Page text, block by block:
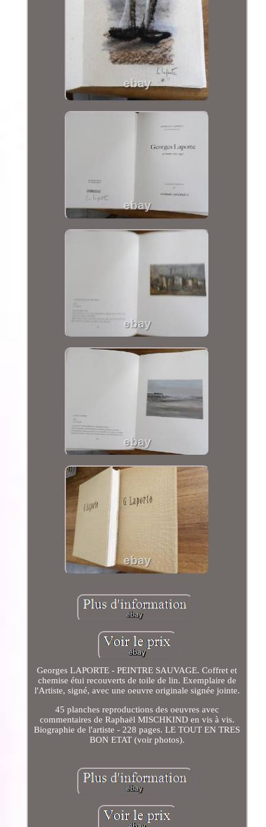
Georges LAPORTE - PEINTRE SAUVAGE. Coffret et
chemise étui recouverts de toile de lin. Exemplaire de
l'Artiste, signé, avec une oeuvre originale signée jointe.
45 planches reproductions des oeuvres avec
commentaires de Raphaël MISCHKIND en vis à vis.
Biographie de l'artiste - 228 pages. LE TOUT EN TRES
BON ETAT (voir photos).